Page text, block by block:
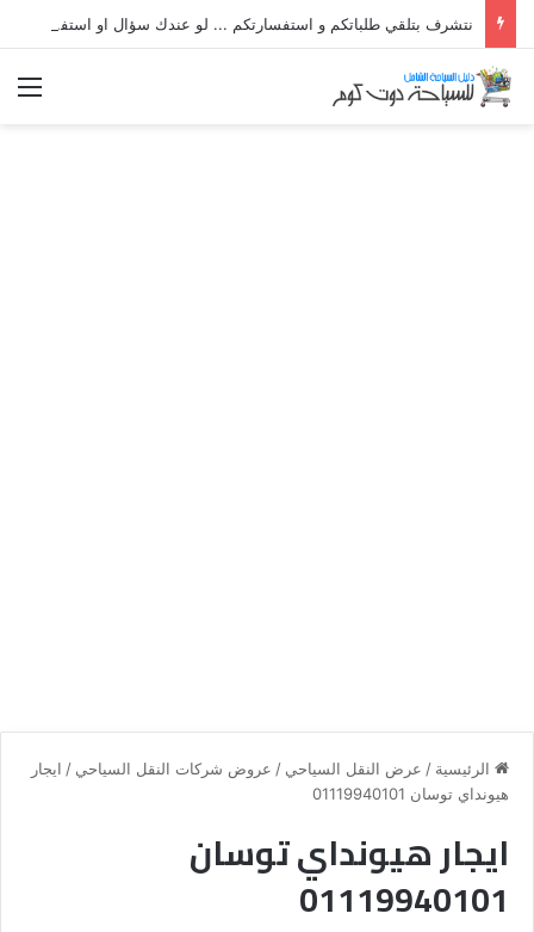
نتشرف بتلقي طلباتكم و استفسارتكم ... لو عندك سؤال او استفسار ماتدرددش فى طلب المساعدة
الرئيسية / عرض النقل السياحي / عروض شركات النقل السياحي / ايجار
هيونداي توسان 01119940101
ايجار هيونداي توسان
01119940101